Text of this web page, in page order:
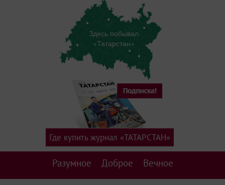
Здесь побывал
«Татарстан»
Разумное Доброе Вечное
Где купить журнал «ТАТАРСТАН»